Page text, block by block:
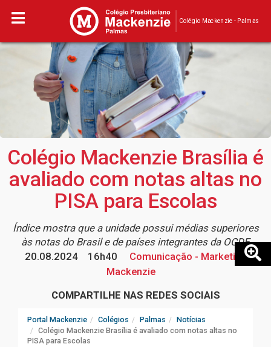
Colégio Mackenzie - Palmas
Colégio Mackenzie Brasília é
avaliado com notas altas no
PISA para Escolas
Índice mostra que a unidade possui médias superiores
às notas do Brasil e de países integrantes da OCDE
20.08.2024
16h40
Comunicação - Marketing
Mackenzie
COMPARTILHE NAS REDES SOCIAIS
Portal Mackenzie Colégios Palmas
Notícias
Colégio Mackenzie Brasília é avaliado com notas altas no
PISA para Escolas